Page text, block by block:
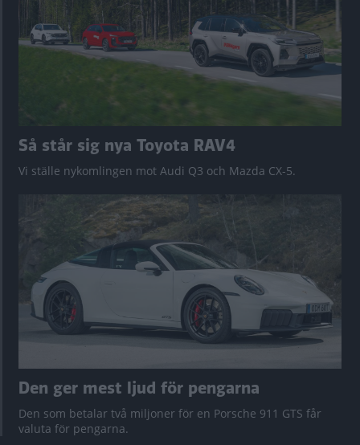
Så står sig nya Toyota RAV4
Vi ställe nykomlingen mot Audi Q3 och Mazda CX-5.
Den ger mest ljud för pengarna
Den som betalar två miljoner för en Porsche 911 GTS får
valuta för pengarna.